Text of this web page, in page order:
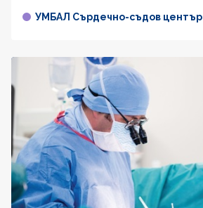
УМБАЛ Сърдечно-съдов център